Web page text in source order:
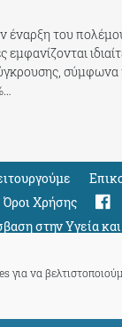
για να
έναρξη του
εμφανίζονται
Όροι Χρήσης
στην Υγεία